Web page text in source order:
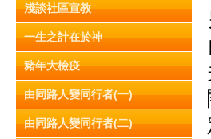
淺談社區宣教
一生之計在於神
豬年大檢疫
由同路人變同行者(一)
由同路人變同行者(二)